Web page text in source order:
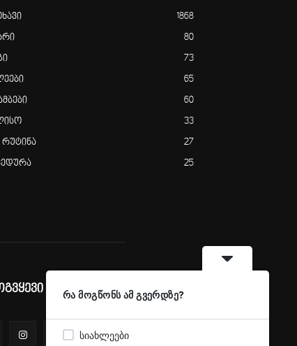
1868
80
73
65
60
33
27
25
სოციალურ ქსელებში
რა მოგწონს ამ გვერდზე?
სიახლეები